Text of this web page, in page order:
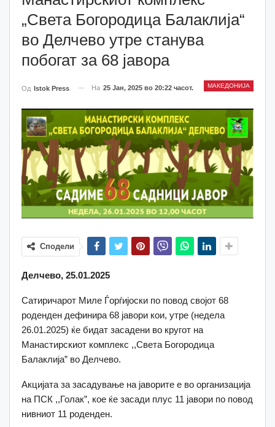
„Света Богородица Балаклија“
во Делчево утре станува
побогат за 68 јавора
МАКЕДОНИЈА
Од Istok Press На 25 Јан, 2025 во 20:22 часот.
Сподели
Делчево, 25.01.2025
Сатиричарот Миле Ѓорѓијоски по повод својот 68
роденден дефинира 68 јавори кои, утре (недела
26.01.2025) ќе бидат засадени во кругот на
Манастирскиот комплекс ,,Света Богородица
Балаклија” во Делчево.
Акцијата за засадување на јаворите е во организација
на ПСК ,,Голак”, кое ќе засади плус 11 јавори по повод
нивниот 11 роденден.